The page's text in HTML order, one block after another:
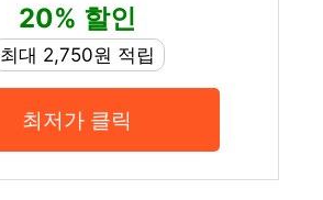
20% 할인
최대 2,750원 적립
최저가 클릭